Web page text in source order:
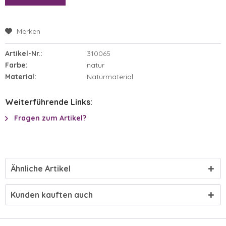
Merken
Artikel-Nr.:
310065
Farbe:
natur
Material:
Naturmaterial
Weiterführende Links:
Fragen zum Artikel?
Ähnliche Artikel
Kunden kauften auch